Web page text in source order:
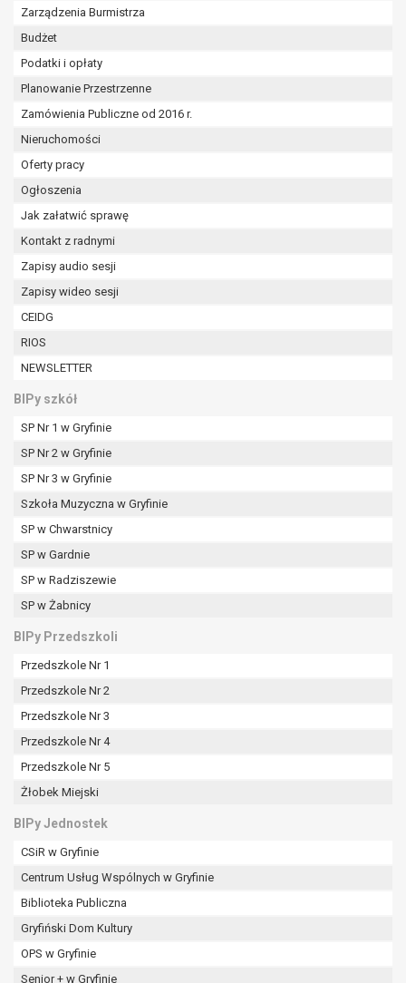
Zarządzenia Burmistrza
Budżet
Podatki i opłaty
Planowanie Przestrzenne
Zamówienia Publiczne od 2016 r.
Nieruchomości
Oferty pracy
Ogłoszenia
Jak załatwić sprawę
Kontakt z radnymi
Zapisy audio sesji
Zapisy wideo sesji
CEIDG
RIOS
NEWSLETTER
BIPy szkół
SP Nr 1 w Gryfinie
SP Nr 2 w Gryfinie
SP Nr 3 w Gryfinie
Szkoła Muzyczna w Gryfinie
SP w Chwarstnicy
SP w Gardnie
SP w Radziszewie
SP w Żabnicy
BIPy Przedszkoli
Przedszkole Nr 1
Przedszkole Nr 2
Przedszkole Nr 3
Przedszkole Nr 4
Przedszkole Nr 5
Żłobek Miejski
BIPy Jednostek
CSiR w Gryfinie
Centrum Usług Wspólnych w Gryfinie
Biblioteka Publiczna
Gryfiński Dom Kultury
OPS w Gryfinie
Senior + w Gryfinie
przetwarzać tych danych osobowych, chyba
wolności osoby, której dane dotyczą, lub
podstaw do ustalenia, dochodzenia lub
na przetwarzanie danych osobowych (art. 6 ust. 1
lit a RODO), przysługuje Pani/Panu prawo do
cofnięcia tej zgody w dowolnym momencie.
przetwarzania, którego dokonano na podstawie
przez administratora.
Prezes Urzędu Ochrony Danych Osobowych.
W zależności od sfery, w której przetwarzane są
dane osobowe, podanie danych osobowych jest
dobrowolne albo jest wymogiem ustawowym lub
Pani/Pana dane nie będą poddawane
zautomatyzowanemu podejmowaniu decyzji, w
tym również profilowaniu.